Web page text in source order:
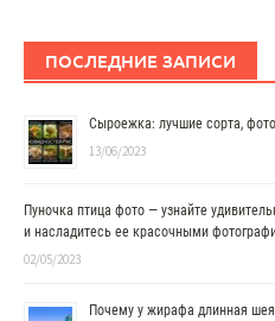
ПОСЛЕДНИЕ ЗАПИСИ
Сыроежка: лучшие сорта,
13/06/2023
Пуночка птица фото — узнайте
и насладитесь ее красочными
02/05/2023
Почему у жирафа длинная шея